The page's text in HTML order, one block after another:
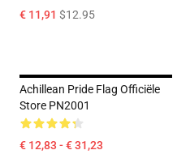
€ 11,91 $12.95
Achillean Pride Flag Officiële
Store PN2001
€ 12,83 - € 31,23